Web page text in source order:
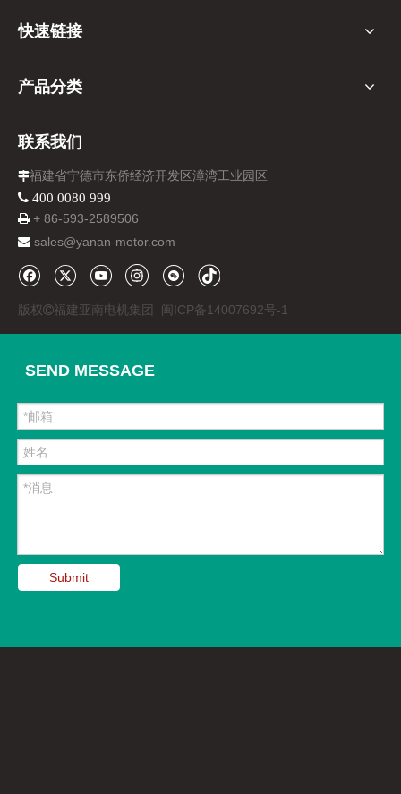
快速链接
产品分类
联系我们
福建省宁德市东侨经济开发区漳湾工业园区
 400 0080 999
 + 86-593-2589506
 sales@yanan-motor.com
版权福建亚南电机集团 闽ICP备14007692号-1
SEND MESSAGE
Submit